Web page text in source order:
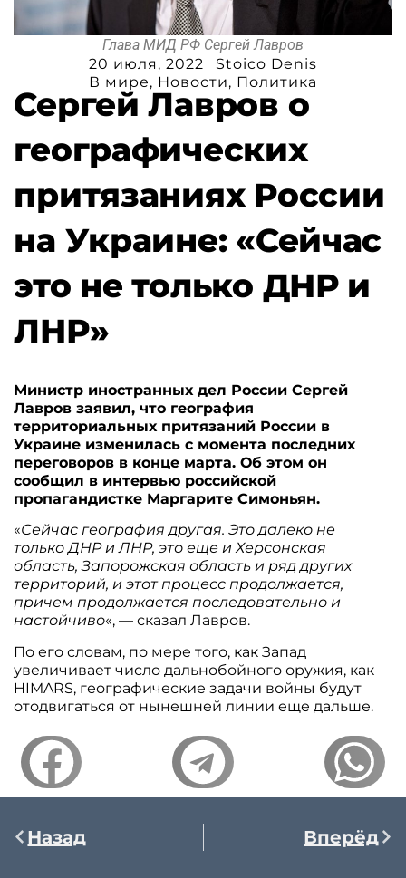
Глава МИД РФ Сергей Лавров
20 июля, 2022
Stoico Denis
В мире, Новости, Политика
Сергей Лавров о
географических
притязаниях России
на Украине: «Сейчас
это не только ДНР и
ЛНР»
Министр иностранных дел России Сергей
Лавров заявил, что география
территориальных притязаний России в
Украине изменилась с момента последних
переговоров в конце марта. Об этом он
сообщил в интервью российской
пропагандистке Маргарите Симоньян.
«Сейчас география другая. Это далеко не
только ДНР и ЛНР, это еще и Херсонская
область, Запорожская область и ряд других
территорий, и этот процесс продолжается,
причем продолжается последовательно и
настойчиво«, — сказал Лавров.
По его словам, по мере того, как Запад
увеличивает число дальнобойного оружия, как
HIMARS, географические задачи войны будут
отодвигаться от нынешней линии еще дальше.
Назад Вперёд